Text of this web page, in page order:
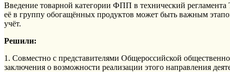
Введение товарной категории ФПП в технический
её в группу обогащённых продуктов может быть важным
учёт.
Решили:
1. Совместно с представителями Общероссийской
заключения о возможности реализации этого направления